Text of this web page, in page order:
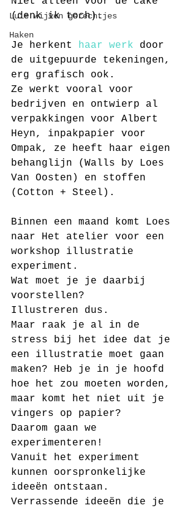
Luie wijven gerechtjes
Haken
(denk ik toch).
Je herkent haar werk door
de uitgepuurde tekeningen,
erg grafisch ook.
Ze werkt vooral voor
bedrijven en ontwierp al
verpakkingen voor Albert
Heyn, inpakpapier voor
Ompak, ze heeft haar eigen
behanglijn (Walls by Loes
Van Oosten) en stoffen
(Cotton + Steel).
Binnen een maand komt Loes
naar Het atelier voor een
workshop illustratie
experiment.
Wat moet je je daarbij
voorstellen?
Illustreren dus.
Maar raak je al in de
stress bij het idee dat je
een illustratie moet gaan
maken? Heb je in je hoofd
hoe het zou moeten worden,
maar komt het niet uit je
vingers op papier?
Daarom gaan we
experimenteren!
Vanuit het experiment
kunnen oorspronkelijke
ideeën ontstaan.
Verrassende ideeën die je